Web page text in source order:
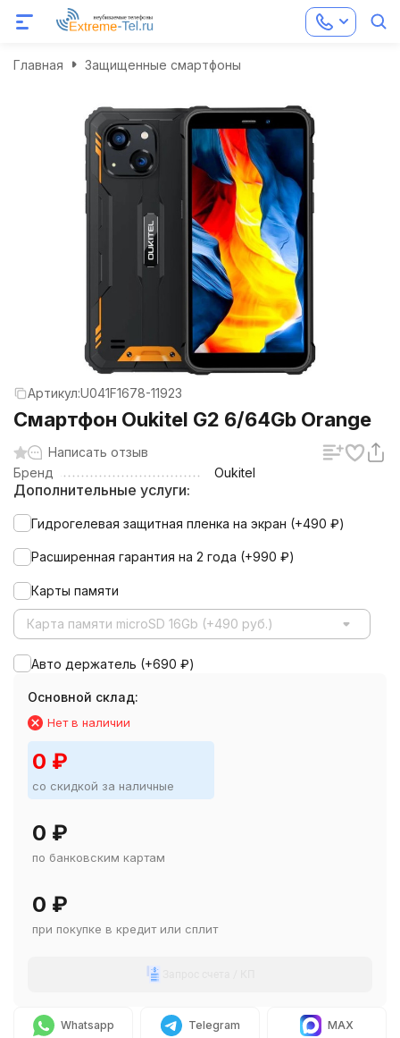
Главная Защищенные смартфоны
Артикул:U041F1678-11923
Смартфон Oukitel G2 6/64Gb Orange
Написать отзыв
Бренд
Oukitel
Дополнительные услуги:
Гидрогелевая защитная пленка на экран (+490 ₽)
Расширенная гарантия на 2 года (+990 ₽)
Карты памяти
Карта памяти microSD 16Gb (+490 руб.)
Авто держатель (+690 ₽)
Основной склад:
Нет в наличии
0 ₽
со скидкой за наличные
0 ₽
по банковским картам
0 ₽
при покупке в кредит или сплит
Whatsapp Telegram MAX